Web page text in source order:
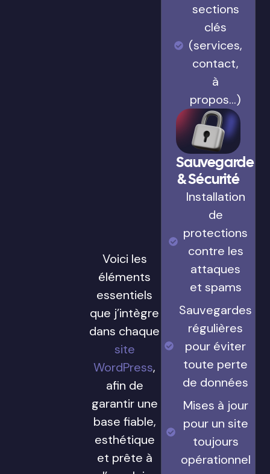
Voici les
éléments
essentiels
que j’intègre
dans chaque
site
WordPress,
afin de
garantir une
base fiable,
esthétique
et prête à
sections
clés
(services,
contact,
à
propos…)
Sauvegarde
& Sécurité
Installation
de
protections
contre les
attaques
et spams
Sauvegardes
régulières
pour éviter
toute perte
de données
Mises à jour
pour un site
toujours
opérationnel